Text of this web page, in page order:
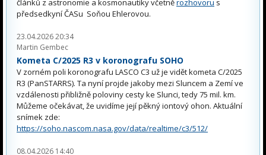
článků z astronomie a kosmonautiky včetněrozhovoru s
předsedkyní ČASu Soňou Ehlerovou.
23.04.2026 20:34
Martin Gembec
Kometa C/2025 R3 v koronografu SOHO
V zorném poli koronografu LASCO C3 už je vidět kometa C/2025
R3 (PanSTARRS). Ta nyní projde jakoby mezi Sluncem a Zemí ve
vzdálenosti přibližně poloviny cesty ke Slunci, tedy 75 mil. km.
Můžeme očekávat, že uvidíme její pěkný iontový ohon. Aktuální
snímek zde:
https://soho.nascom.nasa.gov/data/realtime/c3/512/
08.04.2026 14:40